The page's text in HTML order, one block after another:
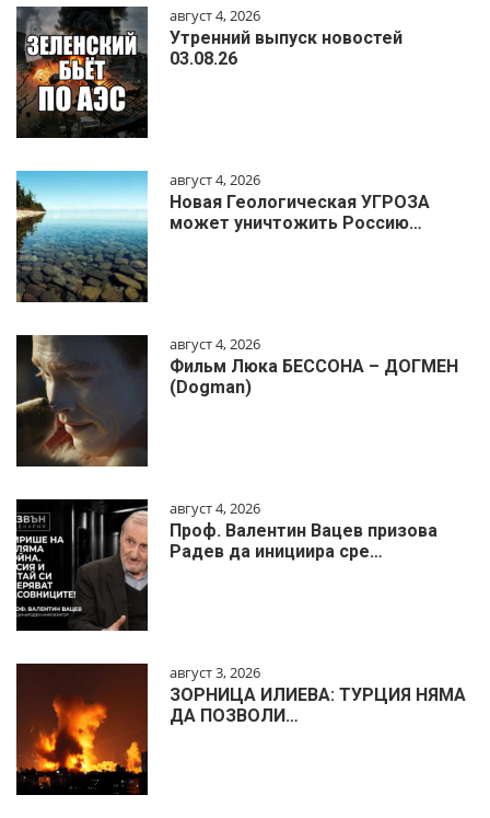
август 4, 2026
Утренний выпуск новостей
03.08.26
август 4, 2026
Новая Геологическая УГРОЗА
может уничтожить Россию…
август 4, 2026
Фильм Люка БЕССОНА – ДОГМЕН
(Dogman)
август 4, 2026
Проф. Валентин Вацев призова
Радев да инициира сре…
август 3, 2026
ЗОРНИЦА ИЛИЕВА: ТУРЦИЯ НЯМА
ДА ПОЗВОЛИ…